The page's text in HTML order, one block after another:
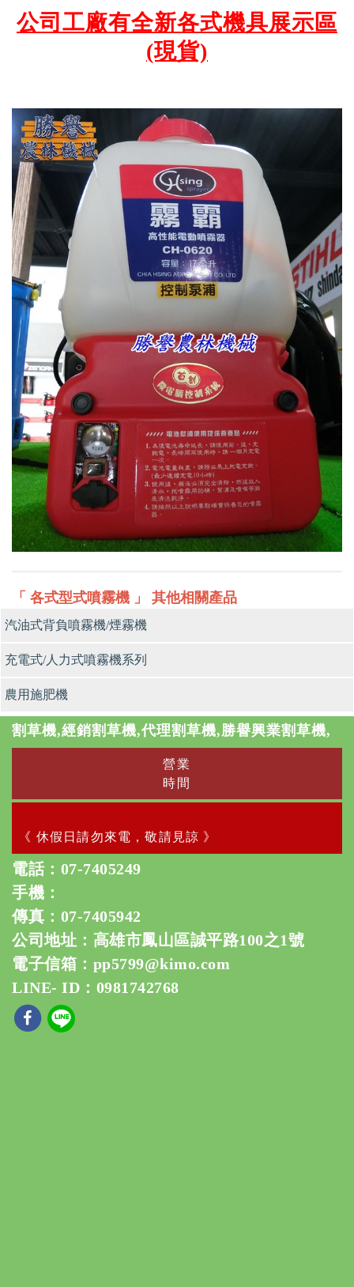
公司工廠有全新各式機具展示區
(現貨)
「 各式型式噴霧機 」 其他相關產品
汽油式背負噴霧機/煙霧機
充電式/人力式噴霧機系列
農用施肥機
割草機,經銷割草機,代理割草機,勝譽興業割草機,
營業
時間
《 休假日請勿來電，敬請見諒 》
電話： 07-7405249
手機：
傳真：07-7405942
公司地址：高雄市鳳山區誠平路100之1號
電子信箱： pp5799@kimo.com
LINE- ID：0981742768